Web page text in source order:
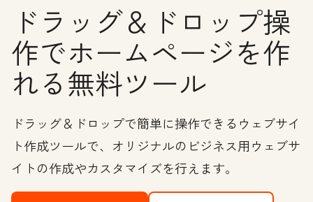
ドラッグ＆ドロップ操
作でホームページを作
れる無料ツール
ドラッグ＆ドロップで簡単に操作できるウェブサイ
ト作成ツールで、オリジナルのビジネス用ウェブサ
イトの作成やカスタマイズを行えます。